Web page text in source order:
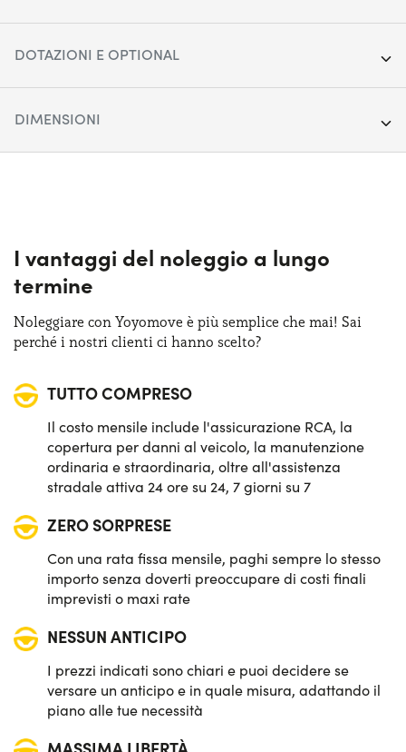
Alimentazione:
Posti auto:5
Potenza:
DOTAZIONI E OPTIONAL
Fari anteriori LED
Keyless entry
Sensori di parcheggio anteriori & posteriori
Sistema di avviso e mantenimento della corsia
Sistema di frenata d'emergenza attiva
Telecamera posteriore di parcheggio
Vetri posteriori e lunotto oscurati
DIMENSIONI
Altezza: 160 cm
Bagagliaio:
I vantaggi del noleggio a lungo
termine
Noleggiare con Yoyomove è più semplice che mai! Sai
perché i nostri clienti ci hanno scelto?
TUTTO COMPRESO
Il costo mensile include l'assicurazione RCA, la
copertura per danni al veicolo, la manutenzione
ordinaria e straordinaria, oltre all'assistenza
stradale attiva 24 ore su 24, 7 giorni su 7
ZERO SORPRESE
Con una rata fissa mensile, paghi sempre lo stesso
importo senza doverti preoccupare di costi finali
imprevisti o maxi rate
NESSUN ANTICIPO
I prezzi indicati sono chiari e puoi decidere se
versare un anticipo e in quale misura, adattando il
piano alle tue necessità